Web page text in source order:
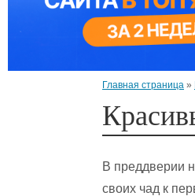
Главная страница »
В преддверии
своих чад к